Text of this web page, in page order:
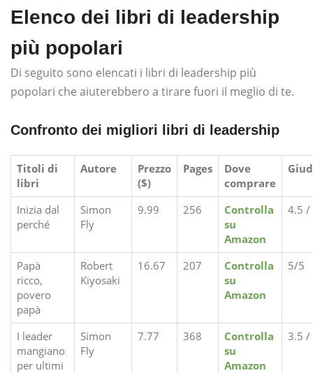
Elenco dei libri di leadership
più popolari
Di seguito sono elencati i libri di leadership più
popolari che aiuterebbero a tirare fuori il meglio di te.
Confronto dei migliori libri di leadership
Titoli di
libri
Autore
Prezzo
($)
Pages
Dove
comprare
Inizia dal
perché
Simon
Fly
9.99 256
Controlla
su
Amazon
4.5 /
Papà
ricco,
povero
papà
Robert
Kiyosaki
16.67 207
Controlla
su
Amazon
5/5
I leader
mangiano
per ultimi
Simon
Fly
7.77 368
Controlla
su
Amazon
3.5 /